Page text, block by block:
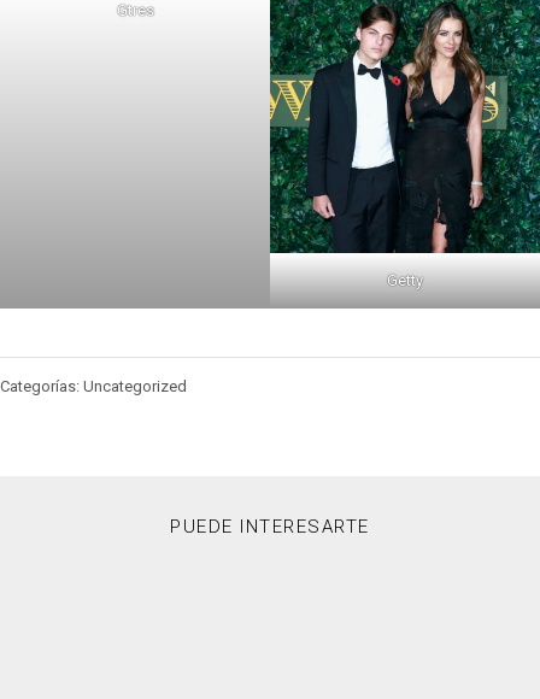
Gtres
Getty
Categorías: Uncategorized
PUEDE INTERESARTE